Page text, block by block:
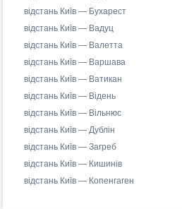
відстань Київ — Бухарест
відстань Київ — Вадуц
відстань Київ — Валетта
відстань Київ — Варшава
відстань Київ — Ватикан
відстань Київ — Відень
відстань Київ — Вільнюс
відстань Київ — Дублін
відстань Київ — Загреб
відстань Київ — Кишинів
відстань Київ — Копенгаген